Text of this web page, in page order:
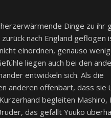
Dinge zu ihr
nach England geflogen
einordnen, genauso
liegen auch bei den
entwickeln sich. Als die
anderen offenbart, dass sie
begleiten Mashiro,
das gefällt Yuuko